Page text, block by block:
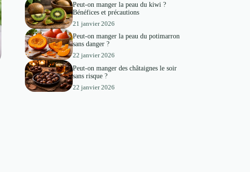
Peut-on manger la peau du kiwi ?
Bénéfices et précautions
21 janvier 2026
Peut-on manger la peau du potimarron
sans danger ?
22 janvier 2026
Peut-on manger des châtaignes le soir
sans risque ?
22 janvier 2026